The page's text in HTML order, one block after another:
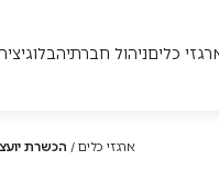
כליםניהול חברתיהבלוג
ארגזי כלים / הכשרת